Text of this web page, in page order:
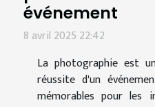
événement
8 avril 2025 22:42
La photographie est
réussite d'un
mémorables pour les